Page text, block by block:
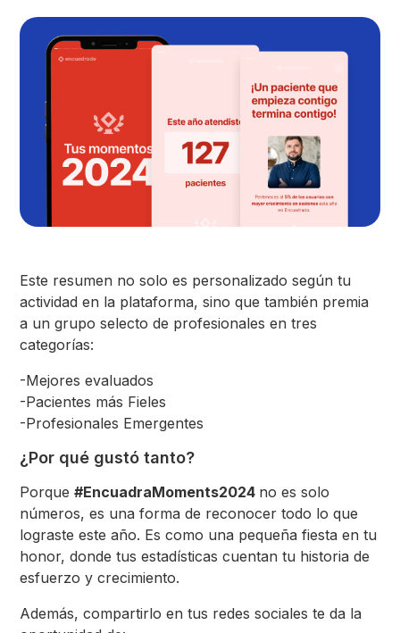
Este resumen no solo es personalizado según tu
actividad en la plataforma, sino que también premia
a un grupo selecto de profesionales en tres
categorías:
-Mejores evaluados
-Pacientes más Fieles
-Profesionales Emergentes
¿Por qué gustó tanto?
Porque#EncuadraMoments2024 no es solo
números, es una forma de reconocer todo lo que
lograste este año. Es como una pequeña fiesta en tu
honor, donde tus estadísticas cuentan tu historia de
esfuerzo y crecimiento.
Además, compartirlo en tus redes sociales te da la